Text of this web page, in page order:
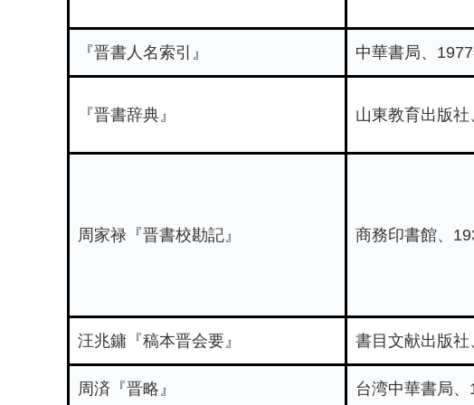
『晋書人名索引』 中華書局、
『晋書辞典』 山東教育出版
周家禄『晋書校勘記』 商務印書館、
汪兆鏞『稿本晋会要』 書目文献出版社
周済『晋略』 台湾中華書局、